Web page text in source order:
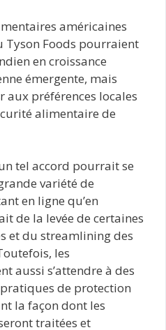
américaines
Tyson Foods pourraient
en croissance
émergente, mais
aux préférences locales
alimentaire de
tel accord pourrait se
variété de
en ligne qu’en
de la levée de certaines
et du streamlining des
les
aussi s’attendre à des
de protection
la façon dont les
traitées et